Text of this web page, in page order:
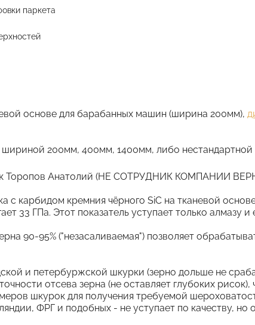
паркета
основе для барабанных машин (ширина 200мм),
200мм, 400мм, 1400мм, либо
Торопов Анатолий (НЕ СОТРУДНИК КОМПАНИИ
с карбидом кремния чёрного SiC на тканевой
33 ГПа. Этот показатель уступает только алмазу
90-95% ("незасаливаемая") позволяет
и петербуржской шкурки (зерно дольше не
отсева зерна (не оставляет глубоких
шкурок для получения требуемой
ФРГ и подобных - не уступает по качеству, но